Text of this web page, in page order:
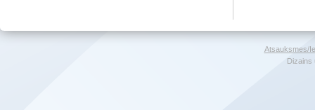
Atsauksmes/
Dizains